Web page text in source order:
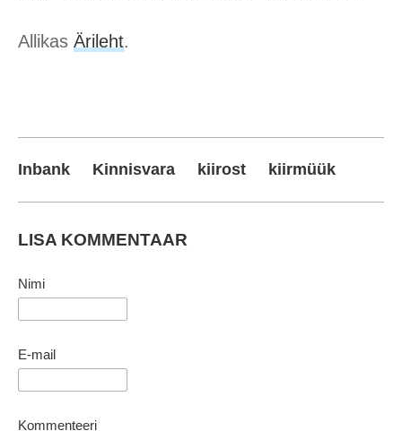
Allikas Ärileht.
Inbank Kinnisvara kiirost kiirmüük
LISA KOMMENTAAR
Nimi
E-mail
Kommenteeri